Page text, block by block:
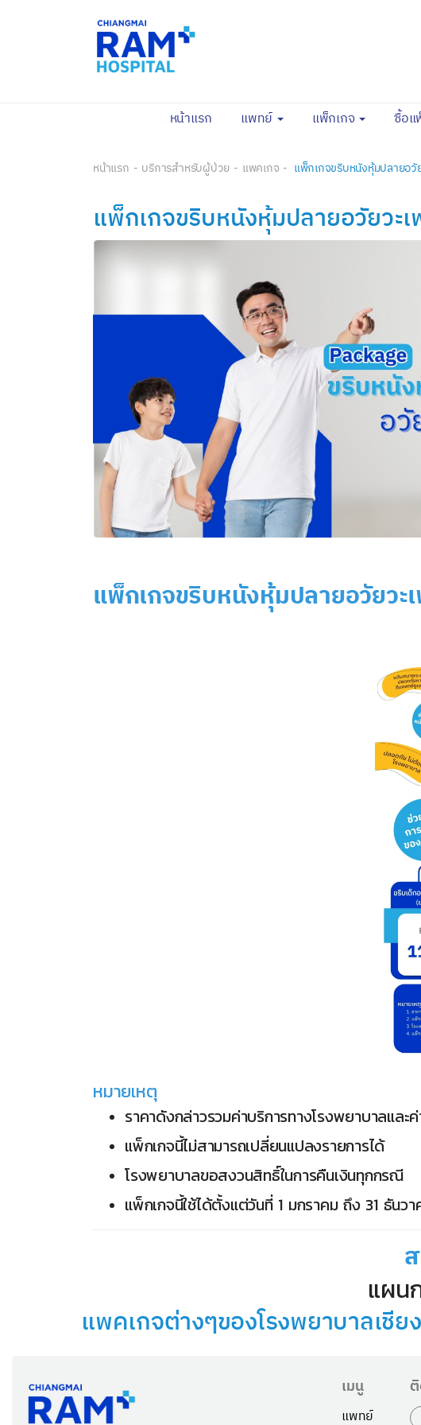
หน้าแรก (current)
แพทย์ แพ็กเกจ ซื้อแ
หน้าแรก บริการสำหรับผู้ป่วย แพคเกจ แพ็กเกจขริบหนังหุ้มปลายอวั
แพ็กเกจขริบหนังหุ้มปลายอวัยวะ
แพ็กเกจขริบหนังหุ้มปลายอวัยวะ
หมายเหตุ
ราคาดังกล่าวรวมค่าบริการทางโรงพยาบาลและ
แพ็กเกจนี้ไม่สามารถเปลี่ยนแปลงรายการได้
โรงพยาบาลขอสงวนสิทธิ์ในการคืนเงินทุกกรณี
แพ็กเกจนี้ใช้ได้ตั้งแต่วันที่ 1 มกราคม ถึง 31 ธันว
แผน
แพคเกจต่างๆของโรงพยาบาลเชีย
เมนู
แพทย์